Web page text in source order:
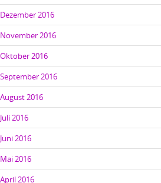
Dezember 2016
November 2016
Oktober 2016
September 2016
August 2016
Juli 2016
Juni 2016
Mai 2016
April 2016